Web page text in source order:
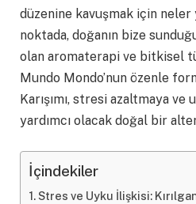
düzenine kavuşmak için
noktada, doğanın bize
olan aromaterapi ve bitkisel
Mundo Mondo’nun özenle
Karışımı, stresi azaltmaya
yardımcı olacak doğal bir
İçindekiler
Stres ve Uyku İlişkisi: